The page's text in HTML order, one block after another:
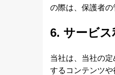
の際は、保護者の
6. サービ
当社は、当社の
するコンテンツや